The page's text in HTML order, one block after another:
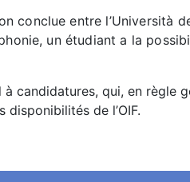
conclue entre l’Università
un étudiant a la
à candidatures, qui, en
de l’OIF.